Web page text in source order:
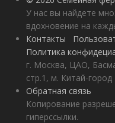
У нас вы найдете
вдохновение на
Контакты
Политика
г. Москва, ЦАО,
стр.1, м. Китай-город
Обратная связь
Копирование
гиперссылки.